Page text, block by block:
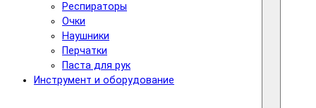
Респираторы
Очки
Наушники
Перчатки
Паста для рук
Инструмент и оборудование